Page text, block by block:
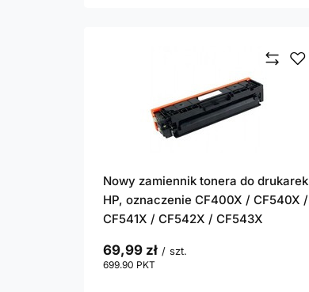
Nowy zamiennik tonera do drukarek
HP, oznaczenie CF400X / CF540X /
CF541X / CF542X / CF543X
69,99 zł / szt.
699.90 PKT